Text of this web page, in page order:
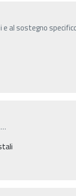
al sostegno